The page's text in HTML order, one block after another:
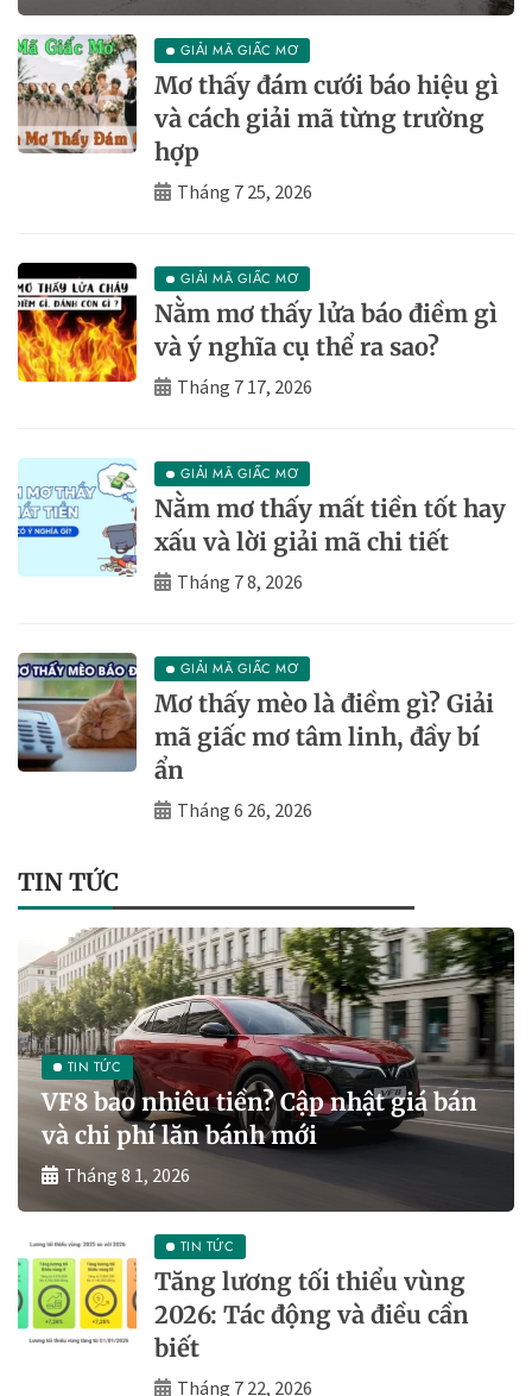
GIẢI MÃ GIẤC MƠ
Mơ thấy đám cưới báo hiệu gì
và cách giải mã từng trường
hợp
Tháng 7 25, 2026
GIẢI MÃ GIẤC MƠ
Nằm mơ thấy lửa báo điềm gì
và ý nghĩa cụ thể ra sao?
Tháng 7 17, 2026
GIẢI MÃ GIẤC MƠ
Nằm mơ thấy mất tiền tốt hay
xấu và lời giải mã chi tiết
Tháng 7 8, 2026
GIẢI MÃ GIẤC MƠ
Mơ thấy mèo là điềm gì? Giải
mã giấc mơ tâm linh, đầy bí
ẩn
Tháng 6 26, 2026
TIN TỨC
TIN TỨC
VF8 bao nhiêu tiền? Cập nhật giá bán
và chi phí lăn bánh mới
Tháng 8 1, 2026
TIN TỨC
Tăng lương tối thiểu vùng
2026: Tác động và điều cần
biết
Tháng 7 22, 2026